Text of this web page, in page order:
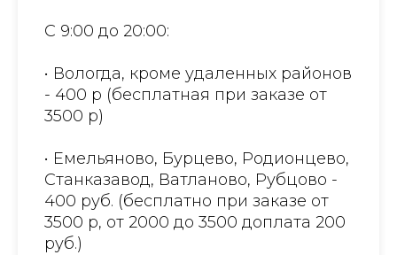
С 9:00 до 20:00:
• Вологда, кроме удаленных районов
- 400 р (бесплатная при заказе от
3500 р)
• Емельяново, Бурцево, Родионцево,
Станказавод, Ватланово, Рубцово -
400 руб. (бесплатно при заказе от
3500 р, от 2000 до 3500 доплата 200
руб.)